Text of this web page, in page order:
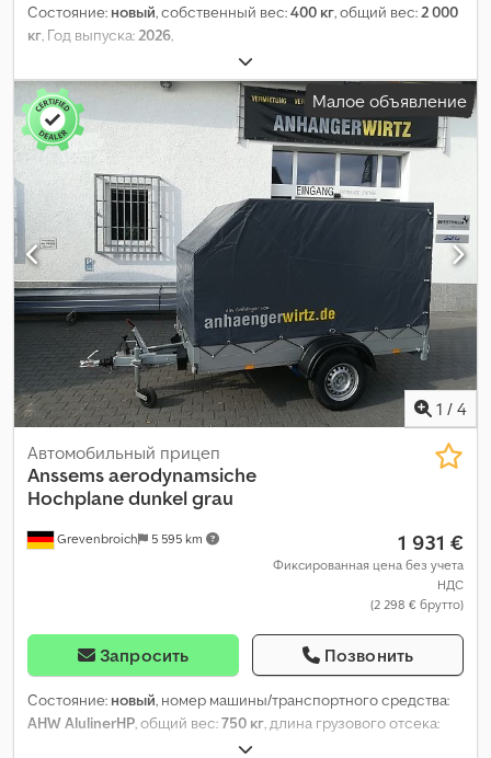
Состояние: новый, собственный вес:400 кг, общий вес:2 000
кг, Год выпуска:2026,
Малое объявление
1 / 4
Grevenbroich 5 595 km
Автомобильный прицеп
Anssemsaerodynamsiche
Hochplane dunkel grau
1 931 €
Фиксированная цена без учета
НДС
(2 298 € брутто)
Запросить Позвонить
Состояние: новый, номер машины/транспортного средства:
AHW AlulinerHP, общий вес:750 кг, длина грузового отсека:
, ширина пространства для загрузки: